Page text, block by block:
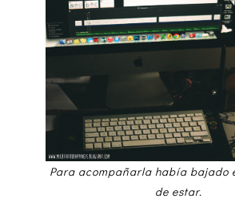
Para acompañarla había bajado
de estar.